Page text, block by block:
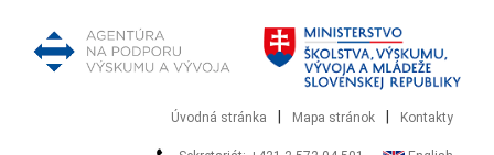
Úvodná stránka Mapa stránok Kontakty